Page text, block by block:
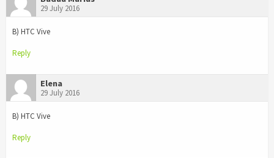
29 July 2016
B) HTC Vive
Reply
Elena
29 July 2016
B) HTC Vive
Reply